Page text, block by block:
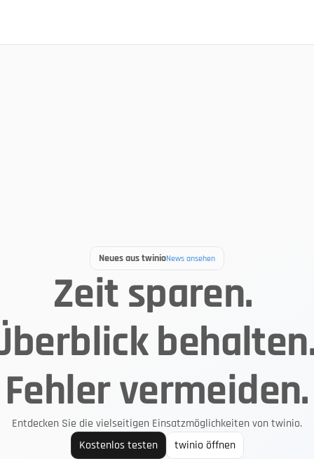
Neues aus twinioNews ansehen
Zeit sparen.
Fehler vermeiden.
Entdecken Sie die vielseitigen Einsatzmöglichkeiten von twinio.
Kostenlos testen
twinio öffnen